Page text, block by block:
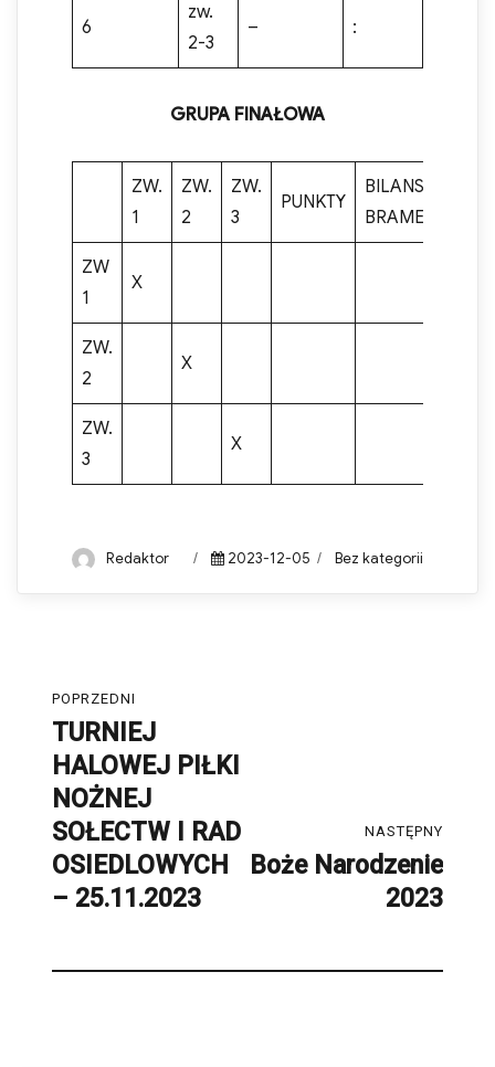
6
zw.
2-3
– :
GRUPA FINAŁOWA
ZW.
1
ZW.
2
ZW.
3
PUNKTY
BILANS
BRAMEK
ZW
1
X
ZW.
2
X
ZW.
3
X
Author
Redaktor
Posted
2023-12-05 Categories
Bez kategorii
wpisu
POPRZEDNI
Poprzedni
post:
TURNIEJ
HALOWEJ PIŁKI
NOŻNEJ
SOŁECTW I RAD
OSIEDLOWYCH
– 25.11.2023
NASTĘPNY
Następny
Boże Narodzenie
2023